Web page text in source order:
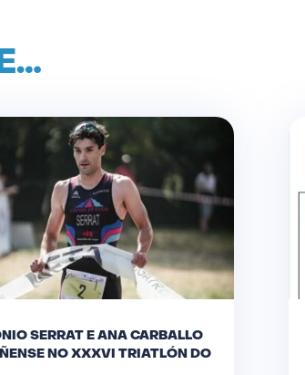
SERRAT E ANA CARBALLO
NO XXXVI TRIATLÓN DO